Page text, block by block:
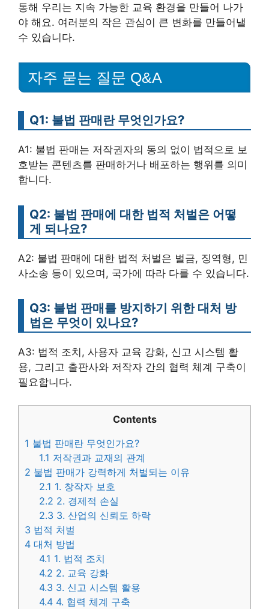
통해 우리는 지속 가능한 교육 환경을 만들어 나가
야 해요. 여러분의 작은 관심이 큰 변화를 만들어낼
수 있습니다.
자주 묻는 질문 Q&A
Q1: 불법 판매란 무엇인가요?
A1: 불법 판매는 저작권자의 동의 없이 법적으로 보
호받는 콘텐츠를 판매하거나 배포하는 행위를 의미
합니다.
Q2: 불법 판매에 대한 법적 처벌은 어떻
게 되나요?
A2: 불법 판매에 대한 법적 처벌은 벌금, 징역형, 민
사소송 등이 있으며, 국가에 따라 다를 수 있습니다.
Q3: 불법 판매를 방지하기 위한 대처 방
법은 무엇이 있나요?
A3: 법적 조치, 사용자 교육 강화, 신고 시스템 활
용, 그리고 출판사와 저작자 간의 협력 체계 구축이
필요합니다.
Contents
1 불법 판매란 무엇인가요?
1.1 저작권과 교재의 관계
2 불법 판매가 강력하게 처벌되는 이유
2.1 1. 창작자 보호
2.2 2. 경제적 손실
2.3 3. 산업의 신뢰도 하락
3 법적 처벌
4 대처 방법
4.1 1. 법적 조치
4.2 2. 교육 강화
4.3 3. 신고 시스템 활용
4.4 4. 협력 체계 구축